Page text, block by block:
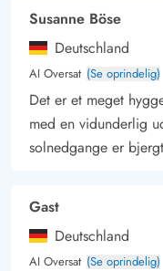
bølger, hvor I kan tage
ture langs
meget at byde på for
omkringliggende
begge byer finder I
butikker, spisesteder
Susanne Böse
Deutschland
AI Oversat (Se oprindelig)
Det er et meget
med en vidunderlig
solnedgange er
Gast
Deutschland
AI Oversat (Se oprindelig)